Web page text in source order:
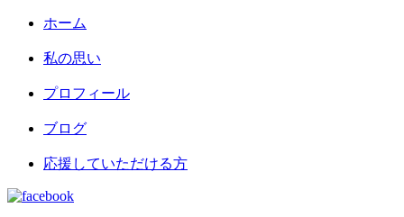
ホーム
私の思い
プロフィール
ブログ
応援していただける方